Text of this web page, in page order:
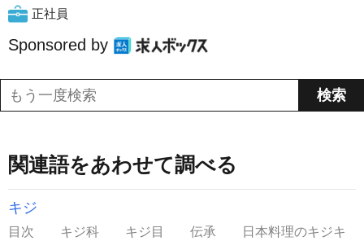
正社員
Sponsored by
関連語をあわせて調べる
キジ
目次 キジ科 キジ目 伝承 日本料理のキジキ